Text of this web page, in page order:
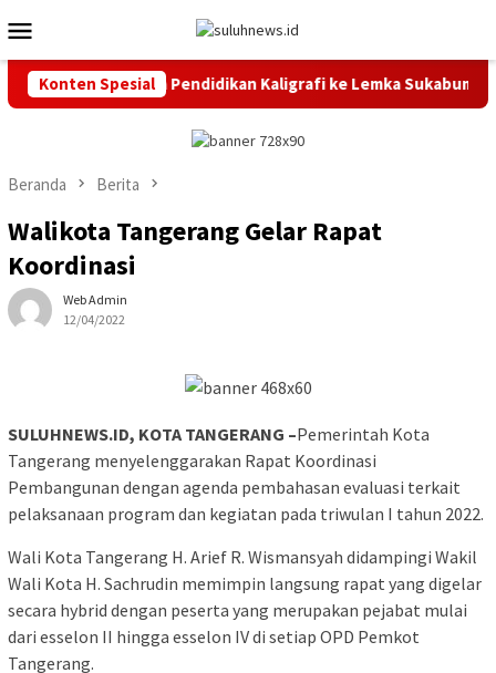
ke
kontenMobile
Konten Spesial
20 Peserta Pendidikan Kaligrafi ke Lemka Sukabumi
Beranda Berita
Walikota Tangerang Gelar Rapat
Koordinasi
Web Admin
12/04/2022
SULUHNEWS.ID, KOTA TANGERANG –Pemerintah Kota
Tangerang menyelenggarakan Rapat Koordinasi
Pembangunan dengan agenda pembahasan evaluasi terkait
pelaksanaan program dan kegiatan pada triwulan I tahun 2022.
Wali Kota Tangerang H. Arief R. Wismansyah didampingi Wakil
Wali Kota H. Sachrudin memimpin langsung rapat yang digelar
secara hybrid dengan peserta yang merupakan pejabat mulai
dari esselon II hingga esselon IV di setiap OPD Pemkot
Tangerang.